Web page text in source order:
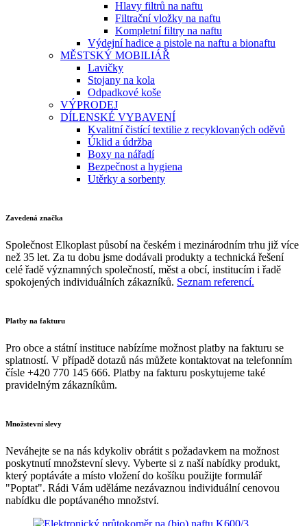
Hlavy filtrů na naftu
Filtrační vložky na naftu
Kompletní filtry na naftu
Výdejní hadice a pistole na naftu a bionaftu
MĚSTSKÝ MOBILIÁŘ
Lavičky
Stojany na kola
Odpadkové koše
VÝPRODEJ
DÍLENSKÉ VYBAVENÍ
Kvalitní čistící textilie z recyklovaných oděvů
Úklid a údržba
Boxy na nářadí
Bezpečnost a hygiena
Utěrky a sorbenty
Zavedená značka
Společnost Elkoplast působí na českém i mezinárodním trhu již více
než 35 let. Za tu dobu jsme dodávali produkty a technická řešení
celé řadě významných společností, měst a obcí, institucím i řadě
spokojených individuálních zákazníků. Seznam referencí.
Platby na fakturu
Pro obce a státní instituce nabízíme možnost platby na fakturu se
splatností. V případě dotazů nás můžete kontaktovat na telefonním
čísle +420 770 145 666. Platby na fakturu poskytujeme také
pravidelným zákazníkům.
Množstevní slevy
Neváhejte se na nás kdykoliv obrátit s požadavkem na možnost
poskytnutí množstevní slevy. Vyberte si z naší nabídky produkt,
který poptáváte a místo vložení do košíku použijte formulář
"Poptat". Rádi Vám uděláme nezávaznou individuální cenovou
nabídku dle poptávaného množství.